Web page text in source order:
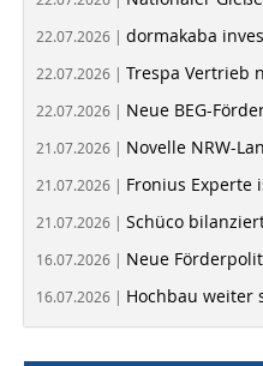
22.07.2026 | dormakaba
22.07.2026 | Trespa Vertrieb
22.07.2026 | Neue BEG-
21.07.2026 | Novelle NRW-
21.07.2026 | Fronius Experte
21.07.2026 | Schüco
16.07.2026 | Neue
16.07.2026 | Hochbau weiter